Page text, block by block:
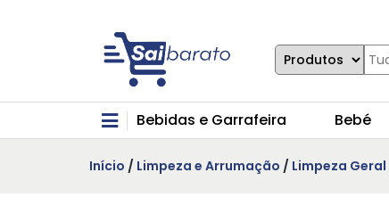
Bebidas e Garrafeira Bebé
Início / Limpeza e Arrumação / Limpeza Geral